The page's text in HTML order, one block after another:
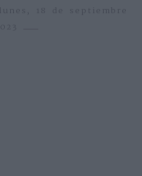
lunes, 18 de septiembre